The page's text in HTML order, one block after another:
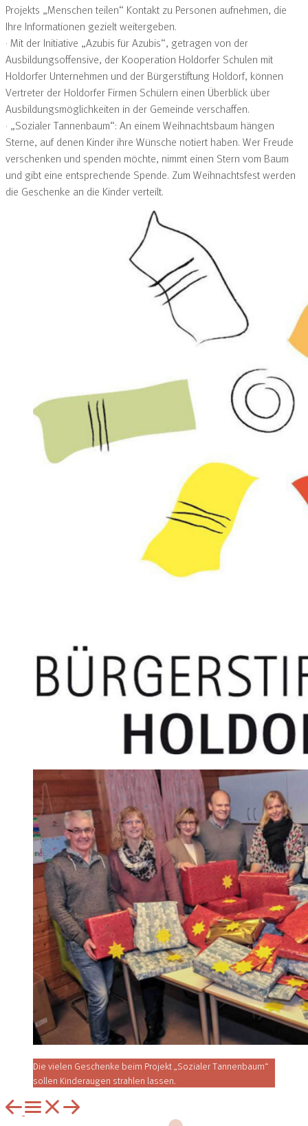
Projekts „Menschen teilen“ Kontakt zu Personen aufnehmen, die
Ihre Informationen gezielt weitergeben.
· Mit der Initiative „Azubis für Azubis“, getragen von der
Ausbildungsoffensive, der Kooperation Holdorfer Schulen mit
Holdorfer Unternehmen und der Bürgerstiftung Holdorf, können
Vertreter der Holdorfer Firmen Schülern einen Überblick über
Ausbildungsmöglichkeiten in der Gemeinde verschaffen.
· „Sozialer Tannenbaum“: An einem Weihnachtsbaum hängen
Sterne, auf denen Kinder ihre Wünsche notiert haben. Wer Freude
verschenken und spenden möchte, nimmt einen Stern vom Baum
und gibt eine ent­sprechende Spende. Zum Weihnachtsfest werden
die Geschenke an die Kinder verteilt.
Die vielen Geschenke beim Projekt „Sozialer Tannenbaum“
sollen Kinderaugen strahlen lassen.